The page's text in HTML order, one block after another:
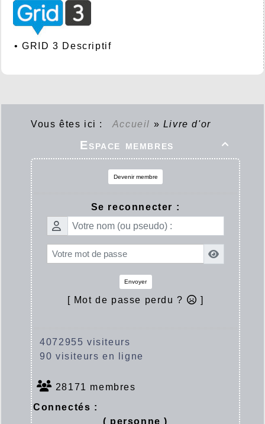
•GRID 3 Descriptif
Vous êtes ici : Accueil » Livre d'or

Espace membres
Devenir membre
Se reconnecter :
Envoyer
[ Mot de passe perdu ? ]
4072955 visiteurs
90 visiteurs en ligne
28171 membres
Connectés :
( personne )